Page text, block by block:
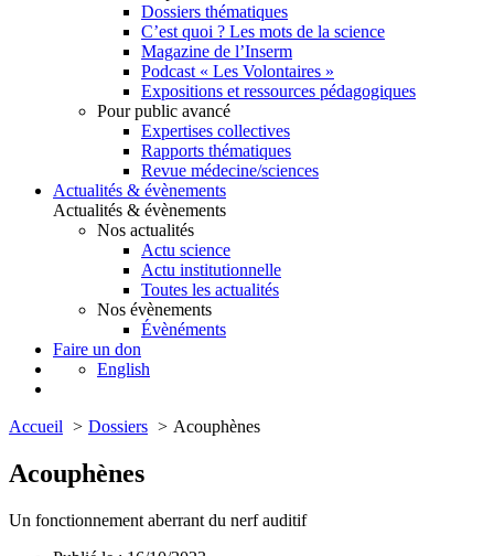
Dossiers thématiques
C’est quoi ? Les mots de la science
Magazine de l’Inserm
Podcast « Les Volontaires »
Expositions et ressources pédagogiques
Pour public avancé
Expertises collectives
Rapports thématiques
Revue médecine/sciences
Actualités & évènements
Actualités & évènements
Nos actualités
Actu science
Actu institutionnelle
Toutes les actualités
Nos évènements
Évènéments
Faire un don
English
Accueil Dossiers Acouphènes
Acouphènes
Un fonctionnement aberrant du nerf auditif